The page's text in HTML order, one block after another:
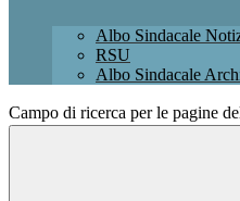
Albo Sindacale
RSU
Albo Sindacale
Campo di ricerca per le pagine